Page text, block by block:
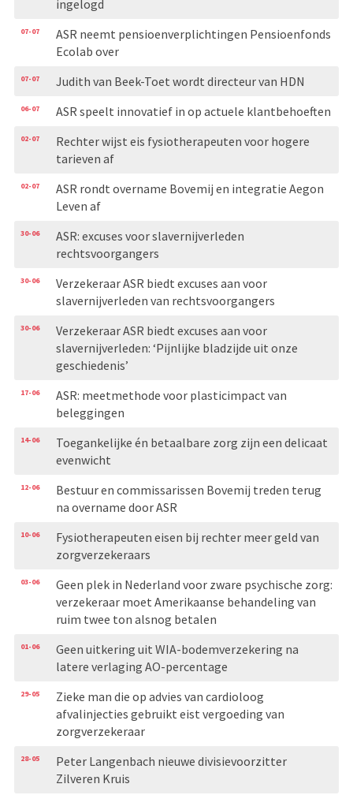
ingelogd
07-07
ASR neemt pensioenverplichtingen Pensioenfonds
Ecolab over
07-07 Judith van Beek-Toet wordt directeur van HDN
06-07 ASR speelt innovatief in op actuele klantbehoeften
02-07
Rechter wijst eis fysiotherapeuten voor hogere
tarieven af
02-07
ASR rondt overname Bovemij en integratie Aegon
Leven af
30-06
ASR: excuses voor slavernijverleden
rechtsvoorgangers
30-06
Verzekeraar ASR biedt excuses aan voor
slavernijverleden van rechtsvoorgangers
30-06
Verzekeraar ASR biedt excuses aan voor
slavernijverleden: ‘Pijnlijke bladzijde uit onze
geschiedenis’
17-06
ASR: meetmethode voor plasticimpact van
beleggingen
14-06
Toegankelijke én betaalbare zorg zijn een delicaat
evenwicht
12-06
Bestuur en commissarissen Bovemij treden terug
na overname door ASR
10-06
Fysiotherapeuten eisen bij rechter meer geld van
zorgverzekeraars
03-06
Geen plek in Nederland voor zware psychische zorg:
verzekeraar moet Amerikaanse behandeling van
ruim twee ton alsnog betalen
01-06
Geen uitkering uit WIA-bodemverzekering na
latere verlaging AO-percentage
29-05
Zieke man die op advies van cardioloog
afvalinjecties gebruikt eist vergoeding van
zorgverzekeraar
28-05
Peter Langenbach nieuwe divisievoorzitter
Zilveren Kruis